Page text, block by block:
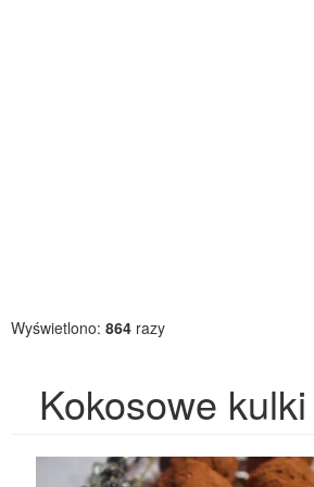
Wyświetlono: 864 razy
Kokosowe